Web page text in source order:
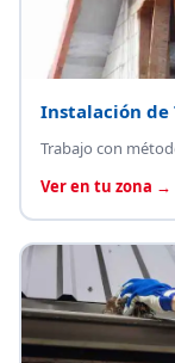
Instalación de
Trabajo con
Ver en tu zona →